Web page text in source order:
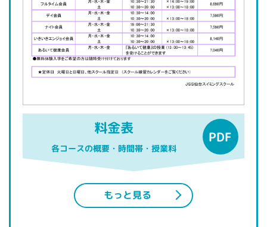
料金表
各コースの概要・時間帯・授業料
もっと見る